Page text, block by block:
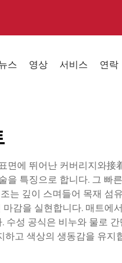
스 영상 서비스 연락
면에 뛰어난 커버리지와接
특징으로 합니다. 그 빠
는 깊이 스며들어 목재 섬
감을 실현합니다. 매트에
수성 공식은 비누와 물로
하고 색상의 생동감을 유지